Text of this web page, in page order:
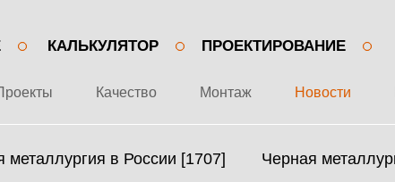
КАЛЬКУЛЯТОР ПРОЕКТИРОВАНИЕ
Качество Монтаж Новости
металлургия в России [1707] Черная